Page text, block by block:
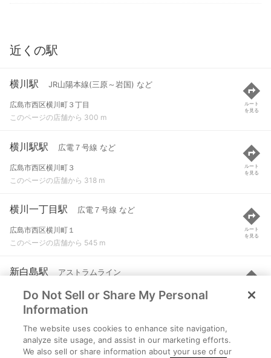
近くの駅
横川駅 JR山陽本線(三原～岩国) など
広島市西区横川町３丁目
このページの店舗から 300 m
ルート
を見る
横川駅駅 広電７号線 など
広島市西区横川町３
このページの店舗から 318 m
ルート
を見る
横川一丁目駅 広電７号線 など
広島市西区横川町１
このページの店舗から 545 m
ルート
を見る
新白島駅 アストラムライン
広島市中区西白島町国道54号地内
このページの店舗から 713 m
ルート
を見る
城北駅 アストラムライン
広島市中区西白島町２５-８０
Do Not Sell or Share My Personal
Information
The website uses cookies to enhance site navigation,
analyze site usage, and assist in our marketing efforts.
We also sell or share information about your use of our